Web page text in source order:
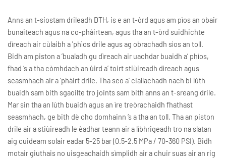
Anns an t-siostam drileadh DTH, is e an t-òrd agus am pìos an obair
bunaiteach agus na co-phàirtean, agus tha an t-òrd suidhichte
dìreach air cùlaibh a 'phìos drile agus ag obrachadh sìos an toll.
Bidh am piston a ’bualadh gu dìreach air uachdar buaidh a’ phìos,
fhad ‘s a tha còmhdach an ùird a’ toirt stiùireadh dìreach agus
seasmhach air a ’phàirt drile. Tha seo a’ ciallachadh nach bi lùth
buaidh sam bith sgaoilte tro joints sam bith anns an t-sreang drile.
Mar sin tha an lùth buaidh agus an ìre treòrachaidh fhathast
seasmhach, ge bith dè cho domhainn ‘s a tha an toll. Tha an piston
drile air a stiùireadh le èadhar teann air a lìbhrigeadh tro na slatan
aig cuideam solair eadar 5-25 bar (0.5-2.5 MPa / 70-360 PSI). Bidh
motair giuthais no uisgeachaidh sìmplidh air a chuir suas air an rig